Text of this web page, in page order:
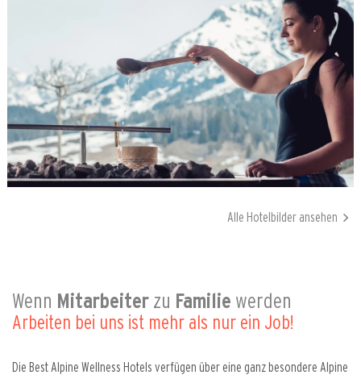
Alle Hotelbilder ansehen
Wenn Mitarbeiter zu Familie werden
Arbeiten bei uns ist mehr als nur ein Job!
Die Best Alpine Wellness Hotels verfügen über eine ganz besondere Alpine